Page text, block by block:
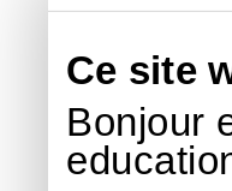
Ce site
Bonjour